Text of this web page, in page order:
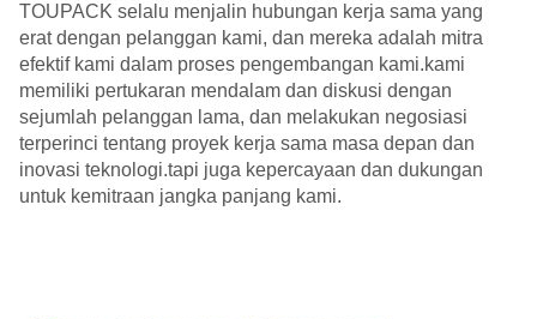
TOUPACK selalu menjalin hubungan kerja sama yang
erat dengan pelanggan kami, dan mereka adalah mitra
efektif kami dalam proses pengembangan kami.kami
memiliki pertukaran mendalam dan diskusi dengan
sejumlah pelanggan lama, dan melakukan negosiasi
terperinci tentang proyek kerja sama masa depan dan
inovasi teknologi.tapi juga kepercayaan dan dukungan
untuk kemitraan jangka panjang kami.